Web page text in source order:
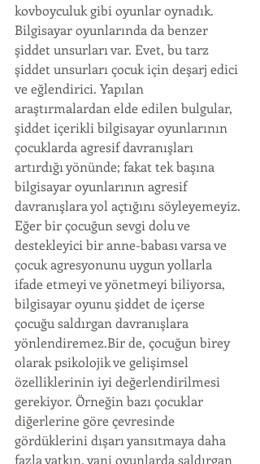
kovboyculuk gibi oyunlar oynadık.
Bilgisayar oyunlarında da benzer
şiddet unsurları var. Evet, bu tarz
şiddet unsurları çocuk için deşarj edici
ve eğlendirici. Yapılan
araştırmalardan elde edilen bulgular,
şiddet içerikli bilgisayar oyunlarının
çocuklarda agresif davranışları
artırdığı yönünde; fakat tek başına
bilgisayar oyunlarının agresif
davranışlara yol açtığını söyleyemeyiz.
Eğer bir çocuğun sevgi dolu ve
destekleyici bir anne-babası varsa ve
çocuk agresyonunu uygun yollarla
ifade etmeyi ve yönetmeyi biliyorsa,
bilgisayar oyunu şiddet de içerse
çocuğu saldırgan davranışlara
yönlendiremez.Bir de, çocuğun birey
olarak psikolojik ve gelişimsel
özelliklerinin iyi değerlendirilmesi
gerekiyor. Örneğin bazı çocuklar
diğerlerine göre çevresinde
gördüklerini dışarı yansıtmaya daha
fazla yatkın, yani oyunlarda saldırgan